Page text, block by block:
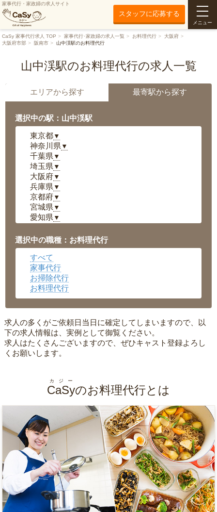
家事代行・家政婦の求人サイト
スタッフに応募する
メニュー
CaSy 家事代行求人 TOP 家事代行･家政婦の求人一覧 お料理代行
大阪府
大阪府市部
阪南市 山中渓駅のお料理代行
山中渓駅のお料理代行の求人一覧
エリアから探す 最寄駅から探す
選択中の駅：山中渓駅
東京都▼
神奈川県 ▼
千葉県 ▼
埼玉県 ▼
大阪府▼
兵庫県 ▼
京都府▼
宮城県 ▼
愛知県 ▼
岡山県▼
広島県▼
沖縄県
選択中の職種：お料理代行
すべて
家事代行
お掃除代行
お料理代行
求人の多くがご依頼日当日に確定してしまいますので、以
下の求人情報は、実例として御覧ください。
求人はたくさんございますので、ぜひキャスト登録よろし
くお願いします。
CaSy
カジー
のお料理代行とは